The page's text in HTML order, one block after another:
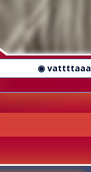
◉ vattttaaa